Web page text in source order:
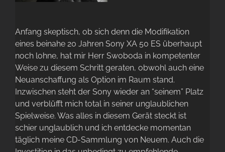
Anfang skeptisch, ob sich denn die Modifikation
eines beinahe 20 Jahren Sony XA 50 ES überhaupt
noch lohne, hat mir Herr Swoboda in kompetenter
Weise zu diesem Schritt geraten, obwohl auch eine
Neuanschaffung als Option im Raum stand.
Inzwischen steht der Sony wieder an “seinem” Platz
und verblüfft mich total in seiner unglaublichen
Spielweise. Was alles in diesem Gerät steckt ist
schier unglaublich und ich entdecke momentan
täglich meine CD-Sammlung von Neuem. Auch die